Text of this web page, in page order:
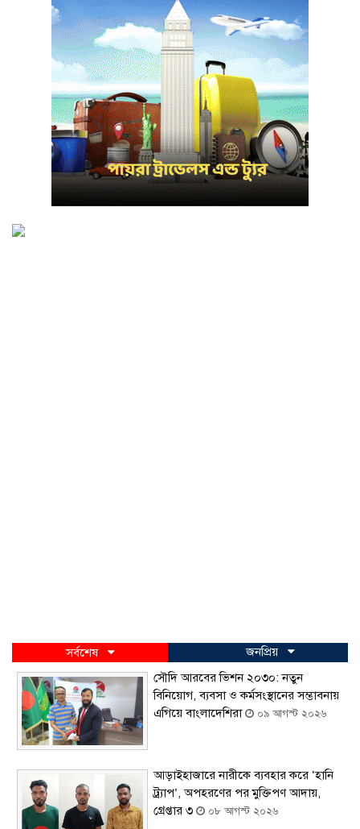
সর্বশেষ
জনপ্রিয়
সৌদি আরবের ভিশন ২০৩০: নতুন
বিনিয়োগ, ব্যবসা ও কর্মসংস্থানের সম্ভাবনায়
এগিয়ে বাংলাদেশিরা
০৯ আগস্ট ২০২৬
আড়াইহাজারে নারীকে ব্যবহার করে ‘হানি
ট্র্যাপ’, অপহরণের পর মুক্তিপণ আদায়,
গ্রেপ্তার ৩
০৮ আগস্ট ২০২৬